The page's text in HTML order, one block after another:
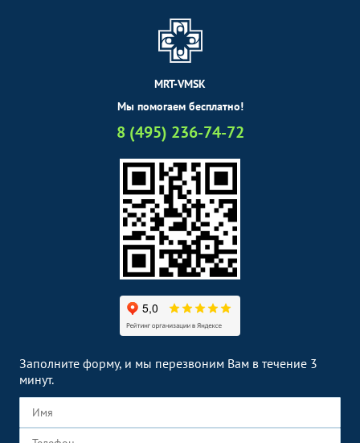
MRT-VMSK
Мы помогаем бесплатно!
8 (495) 236-74-72
Заполните форму, и мы перезвоним Вам в течение 3
минут.